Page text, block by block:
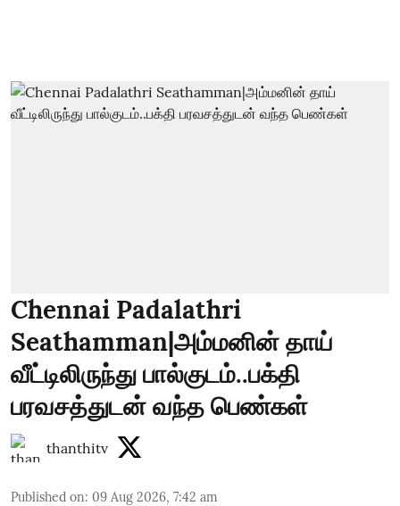
Chennai Padalathri
Seathamman|அம்மனின் தாய்
வீட்டிலிருந்து பால்குடம்..பக்தி
பரவசத்துடன் வந்த பெண்கள்
thanthitv
Published on: 09 Aug 2026, 7:42 am